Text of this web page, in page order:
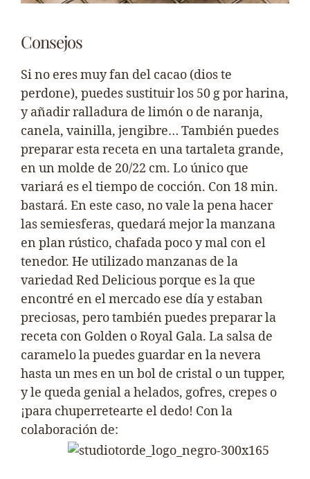
Consejos
Si no eres muy fan del cacao (dios te
perdone), puedes sustituir los 50 g por harina,
y añadir ralladura de limón o de naranja,
canela, vainilla, jengibre… También puedes
preparar esta receta en una tartaleta grande,
en un molde de 20/22 cm. Lo único que
variará es el tiempo de cocción. Con 18 min.
bastará. En este caso, no vale la pena hacer
las semiesferas, quedará mejor la manzana
en plan rústico, chafada poco y mal con el
tenedor. He utilizado manzanas de la
variedad Red Delicious porque es la que
encontré en el mercado ese día y estaban
preciosas, pero también puedes preparar la
receta con Golden o Royal Gala. La salsa de
caramelo la puedes guardar en la nevera
hasta un mes en un bol de cristal o un tupper,
y le queda genial a helados, gofres, crepes o
¡para chuperretearte el dedo! Con la
colaboración de: